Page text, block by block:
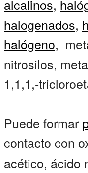
alcalinos,
halogenados,
halógeno,
nitrosilos,
1,1,1,-
Puede formar
contacto con
acético, ácido